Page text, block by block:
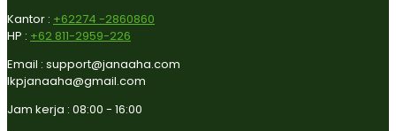
Kantor : +62274 -2860860
HP : +62 811-2959-226
Email : support@janaaha.com
lkpjanaaha@gmail.com
Jam kerja : 08:00 - 16:00